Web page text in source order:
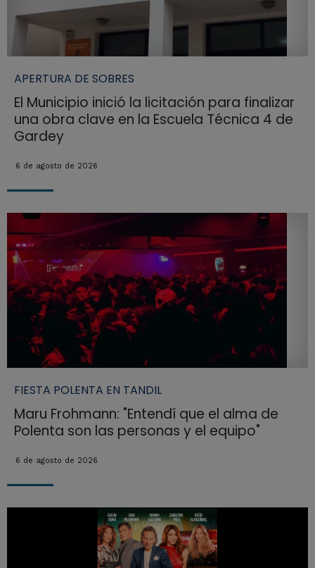
APERTURA DE SOBRES
El Municipio inició la licitación para finalizar
una obra clave en la Escuela Técnica 4 de
Gardey
6 de agosto de 2026
FIESTA POLENTA EN TANDIL
Maru Frohmann: "Entendí que el alma de
Polenta son las personas y el equipo"
6 de agosto de 2026